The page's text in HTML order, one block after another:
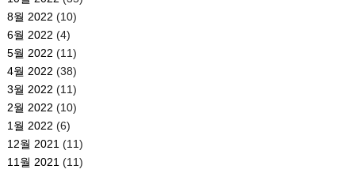
8월 2022 (10)
6월 2022 (4)
5월 2022 (11)
4월 2022 (38)
3월 2022 (11)
2월 2022 (10)
1월 2022 (6)
12월 2021 (11)
11월 2021 (11)